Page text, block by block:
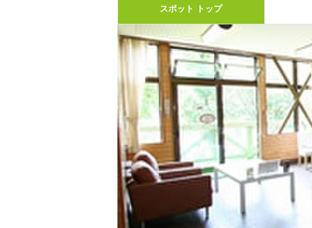
スポット トップ